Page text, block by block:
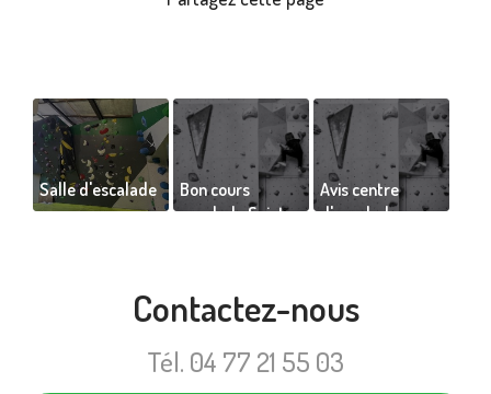
Salle d'escalade
Bon cours
escalade Saint-
Avis centre
d'escalade
Contactez-nous
Tél. 04 77 21 55 03